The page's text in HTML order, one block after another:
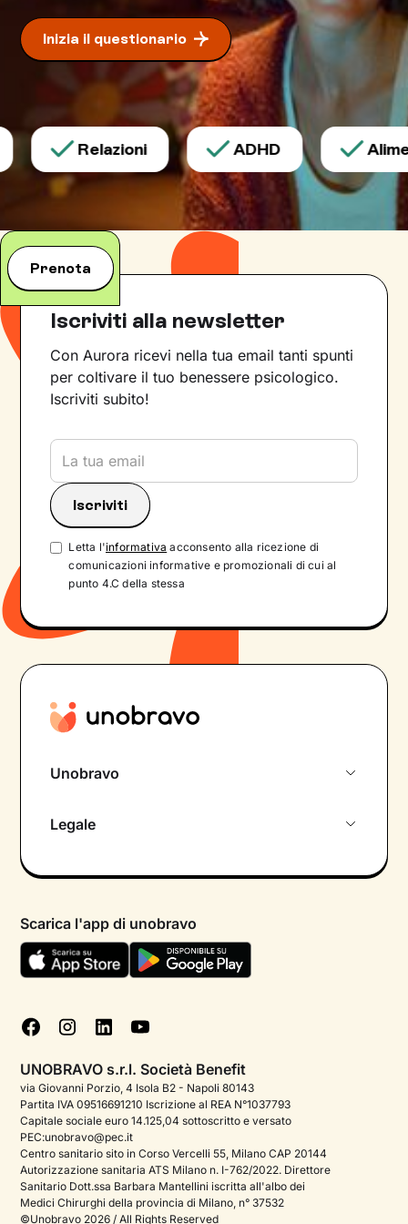
Inizia il questionario
Relazioni ADHD
Prenota
Iscriviti alla newsletter
Con Aurora ricevi nella tua email tanti spunti
per coltivare il tuo benessere psicologico.
Iscriviti subito!
Letta l'informativa acconsento alla ricezione di
comunicazioni informative e promozionali di cui al
punto 4.C della stessa
Unobravo
Psicologo in chat
Aiuto urgente
FAQ
Podcast di psicologia
Corporate
Psicologo italiano all'estero
Approfondimenti sulla salute mentale
Sala stampa
Legale
Termini e condizioni
Informativa Privacy
Cookie policy
Gestisci cookie
Scarica l'app di unobravo
UNOBRAVO s.r.l. Società Benefit
via Giovanni Porzio, 4 Isola B2 - Napoli 80143
Partita IVA 09516691210 Iscrizione al REA N°1037793
Capitale sociale euro 14.125,04 sottoscritto e versato
PEC:unobravo@pec.it
Centro sanitario sito in Corso Vercelli 55, Milano CAP 20144
Autorizzazione sanitaria ATS Milano n. I-762/2022. Direttore
Sanitario Dott.ssa Barbara Mantellini iscritta all'albo dei
Medici Chirurghi della provincia di Milano, n° 37532
©Unobravo 2026 / All Rights Reserved